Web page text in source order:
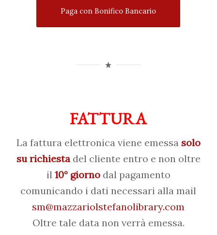
Paga con Bonifico Bancario
FATTURA
La fattura elettronica viene emessasolo
su richiestadel cliente entro e non oltre
il 10° giornodal pagamento
comunicando i dati necessari alla mail
sm@mazzariolstefanolibrary.com
Oltre tale data non verrà emessa.